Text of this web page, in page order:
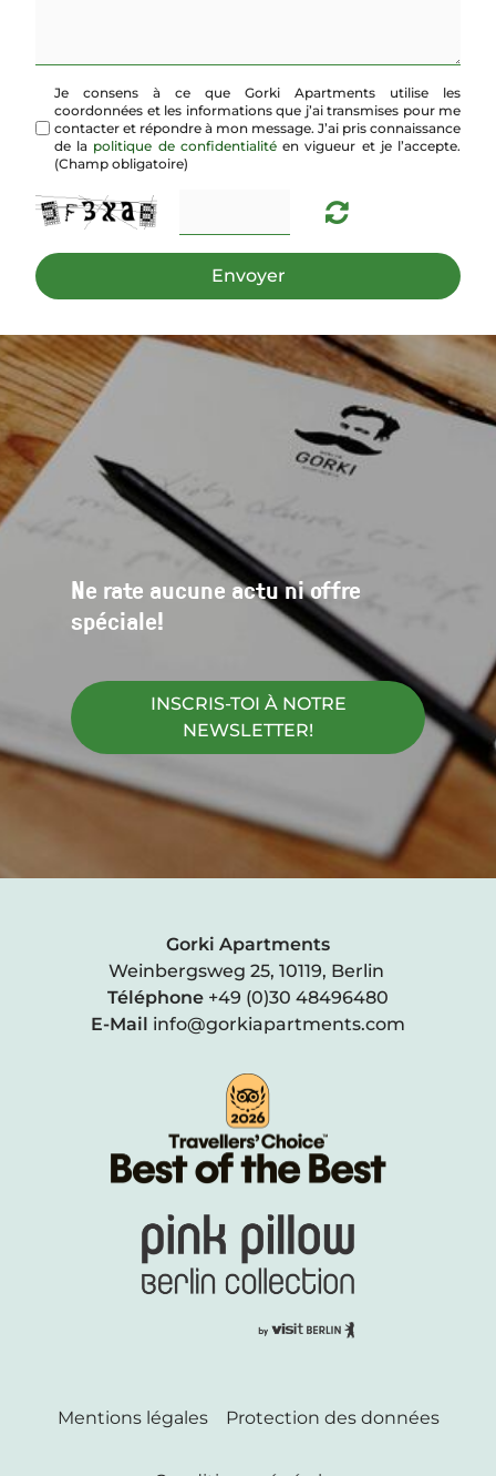
Je consens à ce que Gorki Apartments utilise les
coordonnées et les informations que j’ai transmises pour me
contacter et répondre à mon message. J’ai pris connaissance
de la politique de confidentialitéen vigueur et je l’accepte.
(Champ obligatoire)
Envoyer
Ne rate aucune actu ni offre
spéciale!
INSCRIS-TOI À NOTRE
NEWSLETTER!
Gorki Apartments
Weinbergsweg 25, 10119, Berlin
Téléphone +49 (0)30 48496480
E-Mail info@gorkiapartments.com
Mentions légales Protection des données